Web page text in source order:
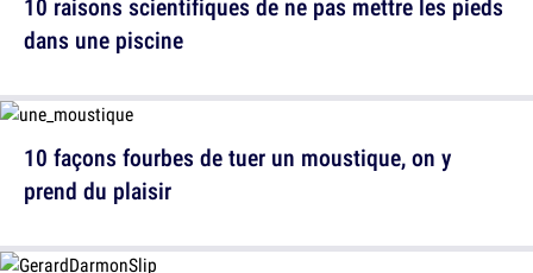
dans une piscine
10 façons fourbes de tuer un moustique, on y
prend du plaisir